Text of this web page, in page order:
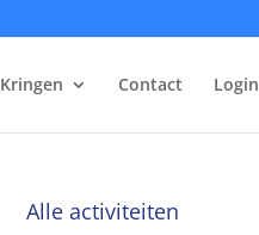
Kringen Contact Login
Alle activiteiten